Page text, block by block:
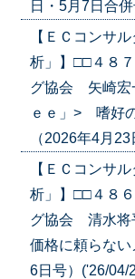
日・5月7日合
【ＥＣコンサ
析」】□□４８
グ協会 矢崎宏
ｅｅ」> 嗜好
（2026年4月
【ＥＣコンサ
析」】□□４８
グ協会 清水将
価格に頼らな
6日号）('26/04/